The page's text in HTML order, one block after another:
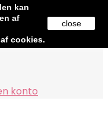
kan
af
cookies.
close
mail:
konto